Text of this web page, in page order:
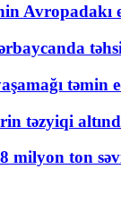
Avropadakı
təmin
təzyiqi
milyon ton